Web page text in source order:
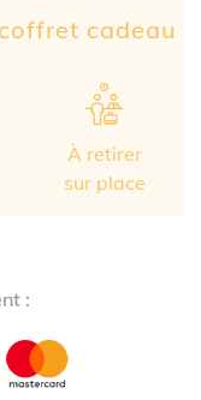
cadeau
À retirer
sur place
: